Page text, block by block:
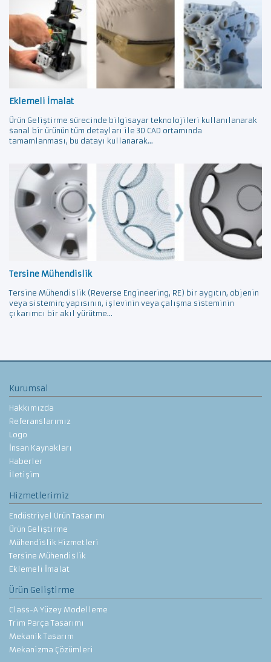
Eklemeli İmalat
Ürün Geliştirme sürecinde bilgisayar teknolojileri kullanılanarak
sanal bir ürünün tüm detayları ile 3D CAD ortamında
tamamlanması, bu datayı kullanarak...
Tersine Mühendislik
Tersine Mühendislik (Reverse Engineering, RE) bir aygıtın, objenin
veya sistemin; yapısının, işlevinin veya çalışma sisteminin
çıkarımcı bir akıl yürütme...
Kurumsal
Hakkımızda
Referanslarımız
Logo
İnsan Kaynakları
Haberler
İletişim
Hizmetlerimiz
Endüstriyel Ürün Tasarımı
Ürün Geliştirme
Mühendislik Hizmetleri
Tersine Mühendislik
Eklemeli İmalat
Ürün Geliştirme
Class-A Yüzey Modelleme
Trim Parça Tasarımı
Mekanik Tasarım
Mekanizma Çözümleri